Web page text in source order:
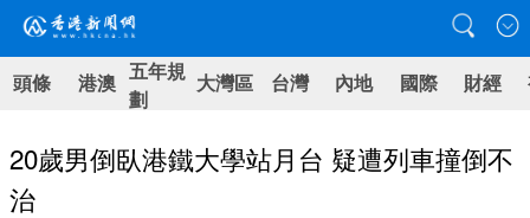
頭條 港澳 五年規
劃
大灣區 台灣 內地 國際 財經
20歲男倒臥港鐵大學站月台 疑遭列車撞倒不
治